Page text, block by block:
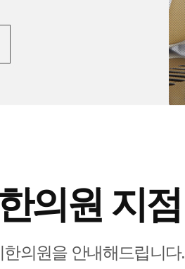
의원 지점
의원을 안내해드립니다.